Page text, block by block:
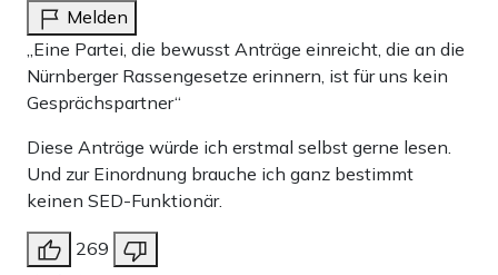
Melden
„Eine Partei, die bewusst Anträge einreicht, die an die
Nürnberger Rassengesetze erinnern, ist für uns kein
Gesprächspartner“
Diese Anträge würde ich erstmal selbst gerne lesen.
Und zur Einordnung brauche ich ganz bestimmt
keinen SED-Funktionär.
269